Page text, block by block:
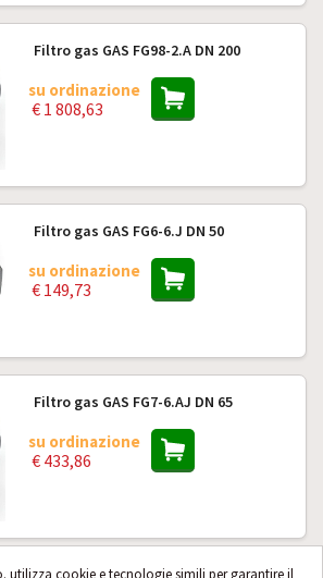
utilizza cookie e tecnologie simili per garantire il
Filtro gas GAS FG98-2.A DN 200
su ordinazione
€ 1 808,63
Filtro gas GAS FG6-6.J DN 50
su ordinazione
€ 149,73
Filtro gas GAS FG7-6.AJ DN 65
su ordinazione
€ 433,86